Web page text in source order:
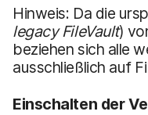
Hinweis: Da die
legacy FileVault)
beziehen sich alle
ausschließlich auf
Einschalten der